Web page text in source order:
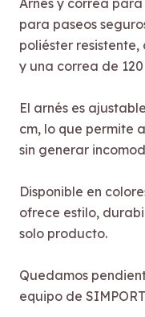
Arnés y correa
para paseos
poliéster resistente,
y una correa de
El arnés es
cm, lo que permite
sin generar
Disponible en
ofrece estilo,
solo producto.
Quedamos
equipo de